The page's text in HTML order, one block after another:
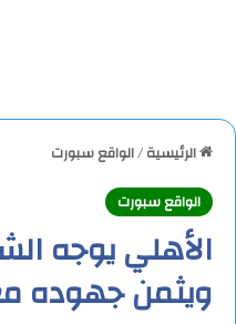
الرئيسية/الواقع سبورت
الواقع سبورت
الأهلي يوجه
ويثمن جهوده